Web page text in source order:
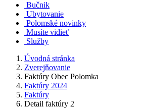
Bučnik
Ubytovanie
Polomské novinky
Musíte vidieť
Služby
Úvodná stránka
Zverejňovanie
Faktúry Obec Polomka
Faktúry 2024
Faktúry
Detail faktúry 2